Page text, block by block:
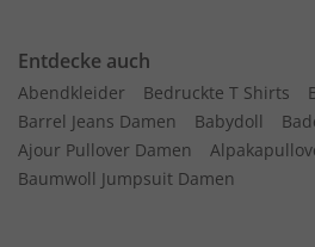
Entdecke auch
Abendkleider Bedruckte T Shirts
Barrel Jeans Damen
Babydoll
Ajour Pullover Damen
Baumwoll Jumpsuit Damen